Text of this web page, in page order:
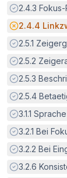
Erfüllt:
2.4.3
Potenzielle
2.4.4
Erfüllt:
2.5.1
Erfüllt:
2.5.2
Erfüllt:
2.5.3
Erfüllt:
2.5.4
Erfüllt:
3.1.1
Erfüllt:
3.2.1 Bei
Erfüllt:
3.2.2 Bei
Erfüllt:
3.2.6